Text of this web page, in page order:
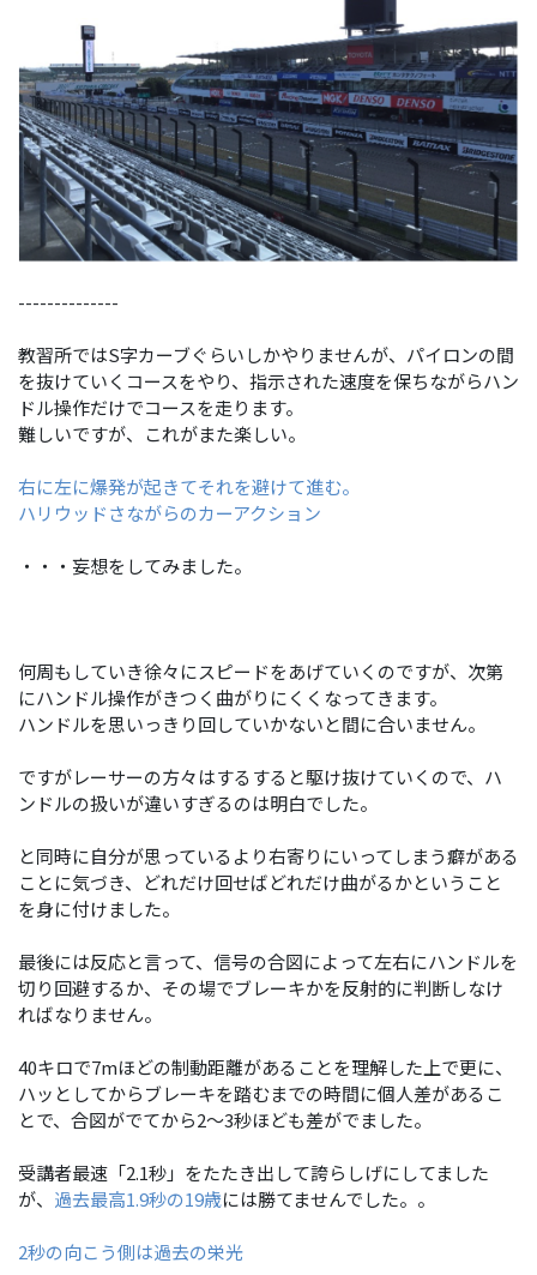
--------------
教習所ではS字カーブぐらいしかやりませんが、パイロンの間
を抜けていくコースをやり、指示された速度を保ちながらハン
ドル操作だけでコースを走ります。
難しいですが、これがまた楽しい。
右に左に爆発が起きてそれを避けて進む。
ハリウッドさながらのカーアクション
・・・妄想をしてみました。
何周もしていき徐々にスピードをあげていくのですが、次第
にハンドル操作がきつく曲がりにくくなってきます。
ハンドルを思いっきり回していかないと間に合いません。
ですがレーサーの方々はするすると駆け抜けていくので、ハ
ンドルの扱いが違いすぎるのは明白でした。
と同時に自分が思っているより右寄りにいってしまう癖がある
ことに気づき、どれだけ回せばどれだけ曲がるかということ
を身に付けました。
最後には反応と言って、信号の合図によって左右にハンドルを
切り回避するか、その場でブレーキかを反射的に判断しなけ
ればなりません。
40キロで7mほどの制動距離があることを理解した上で更に、
ハッとしてからブレーキを踏むまでの時間に個人差があるこ
とで、合図がでてから2～3秒ほども差がでました。
受講者最速「2.1秒」をたたき出して誇らしげにしてました
が、 過去最高1.9秒の19歳には勝てませんでした。。
2秒の向こう側は過去の栄光